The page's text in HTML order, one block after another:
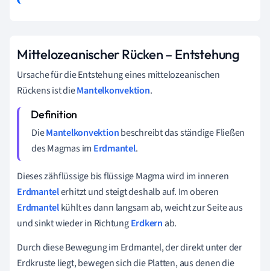
Mittelozeanischer Rücken – Entstehung
Ursache für die Entstehung eines mittelozeanischen
Rückens ist dieMantelkonvektion.
DieMantelkonvektionbeschreibt das ständige Fließen
des Magmas im Erdmantel.
Dieses zähflüssige bis flüssige Magma wird im inneren
Erdmantelerhitzt und steigt deshalb auf. Im oberen
Erdmantelkühlt es dann langsam ab, weicht zur Seite aus
und sinkt wieder in RichtungErdkern ab.
Durch diese Bewegung im Erdmantel, der direkt unter der
Erdkruste liegt, bewegen sich die Platten, aus denen die